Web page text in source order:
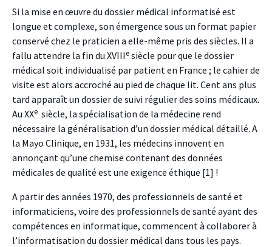
Si la mise en œuvre du dossier médical informatisé est
longue et complexe, son émergence sous un format papier
conservé chez le praticien a elle-même pris des siècles. Il a
fallu attendre la fin du XVIIIesiècle pour que le dossier
médical soit individualisé par patient en France ; le cahier de
visite est alors accroché au pied de chaque lit. Cent ans plus
tard apparaît un dossier de suivi régulier des soins médicaux.
Au XXe siècle, la spécialisation de la médecine rend
nécessaire la généralisation d’un dossier médical détaillé. A
la Mayo Clinique, en 1931, les médecins innovent en
annonçant qu’une chemise contenant des données
médicales de qualité est une exigence éthique [1] !
A partir des années 1970, des professionnels de santé et
informaticiens, voire des professionnels de santé ayant des
compétences en informatique, commencent à collaborer à
l’informatisation du dossier médical dans tous les pays.